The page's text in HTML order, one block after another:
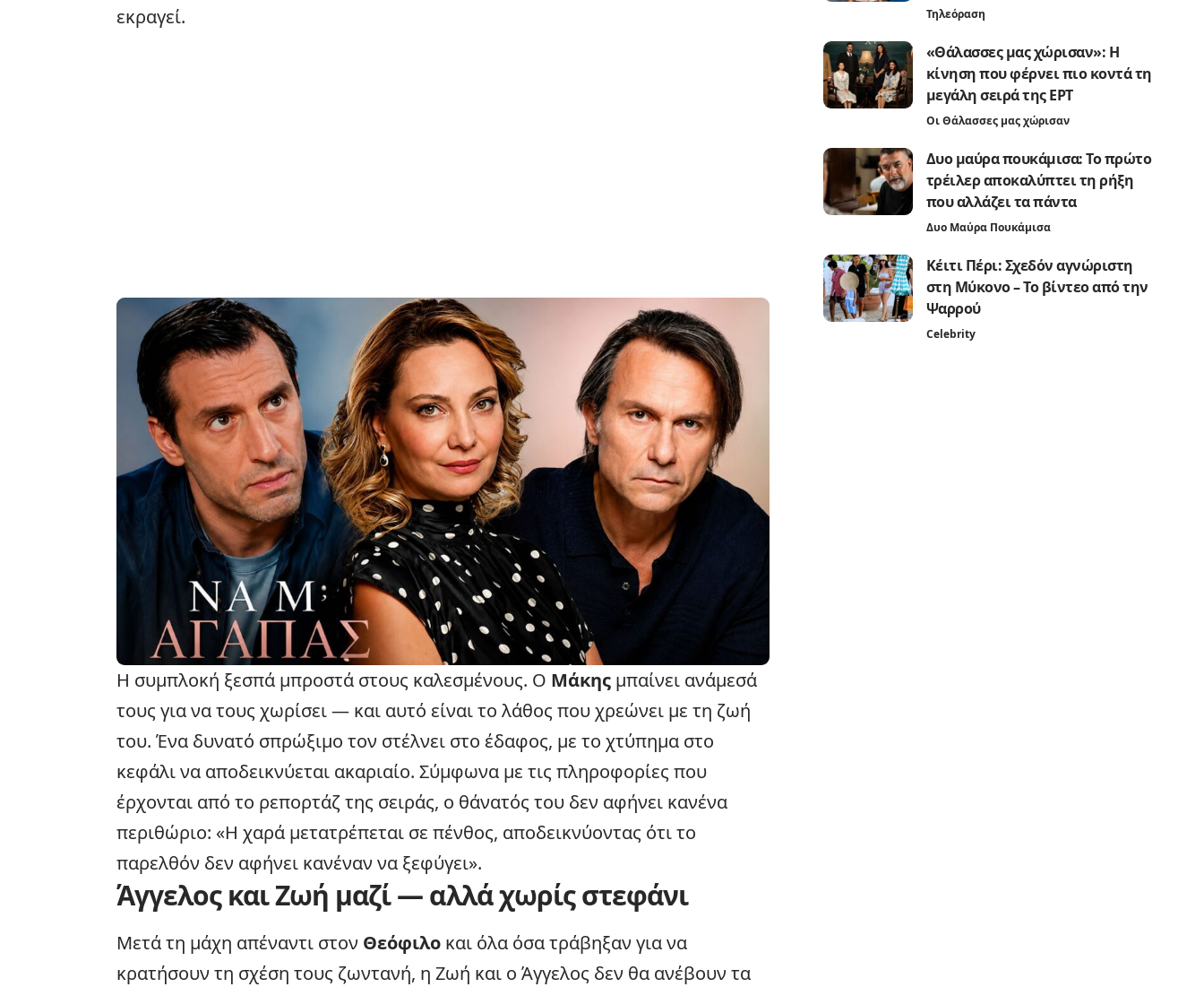
εκραγεί.
Η συμπλοκή ξεσπά μπροστά στους καλεσμένους. Ο Μάκης μπαίνει ανάμεσά
τους για να τους χωρίσει — και αυτό είναι το λάθος που χρεώνει με τη ζωή
του. Ένα δυνατό σπρώξιμο τον στέλνει στο έδαφος, με το χτύπημα στο
κεφάλι να αποδεικνύεται ακαριαίο. Σύμφωνα με τις πληροφορίες που
έρχονται από το ρεπορτάζ της σειράς, ο θάνατός του δεν αφήνει κανένα
περιθώριο: «Η χαρά μετατρέπεται σε πένθος, αποδεικνύοντας ότι το
παρελθόν δεν αφήνει κανέναν να ξεφύγει».
Άγγελος και Ζωή μαζί — αλλά χωρίς στεφάνι
Μετά τη μάχη απέναντι στον Θεόφιλο και όλα όσα τράβηξαν για να
κρατήσουν τη σχέση τους ζωντανή, η Ζωή και ο Άγγελος δεν θα ανέβουν τα
Τηλεόραση
«Θάλασσες μας χώρισαν»: Η
κίνηση που φέρνει πιο κοντά τη
μεγάλη σειρά της ΕΡΤ
Οι Θάλασσες μας χώρισαν
Δυο μαύρα πουκάμισα: Το πρώτο
τρέιλερ αποκαλύπτει τη ρήξη
που αλλάζει τα πάντα
Δυο Μαύρα Πουκάμισα
Κέιτι Πέρι: Σχεδόν αγνώριστη
στη Μύκονο – Το βίντεο από την
Ψαρρού
Celebrity